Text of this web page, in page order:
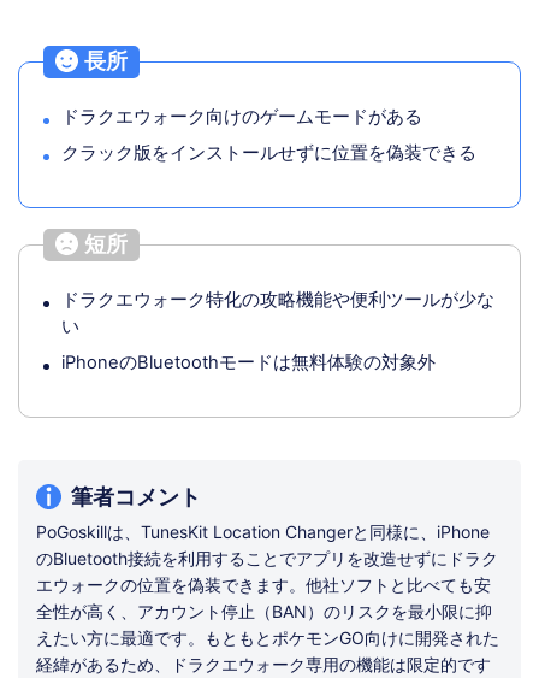
長所
ドラクエウォーク向けのゲームモードがある
クラック版をインストールせずに位置を偽装できる
短所
ドラクエウォーク特化の攻略機能や便利ツールが少な
い
iPhoneのBluetoothモードは無料体験の対象外
筆者コメント
PoGoskillは、TunesKit Location Changerと同様に、iPhone
のBluetooth接続を利用することでアプリを改造せずにドラク
エウォークの位置を偽装できます。他社ソフトと比べても安
全性が高く、アカウント停止（BAN）のリスクを最小限に抑
えたい方に最適です。もともとポケモンGO向けに開発された
経緯があるため、ドラクエウォーク専用の機能は限定的です